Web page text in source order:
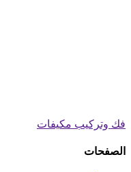
فك وتركيب مكيفات
الصفحات